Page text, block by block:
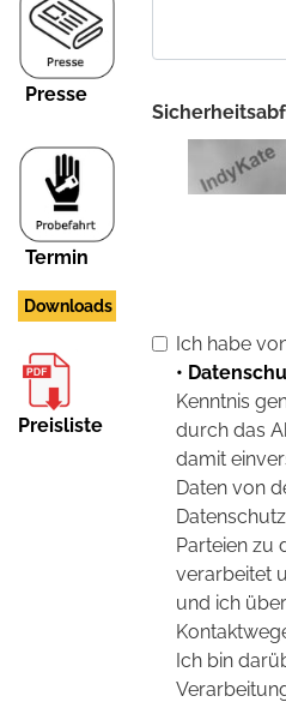
Presse
Termin
Downloads
Preisliste
Ich habe
•
Kenntnis
durch das
damit
Daten von
Parteien zu
verarbeitet
und ich
Ich bin